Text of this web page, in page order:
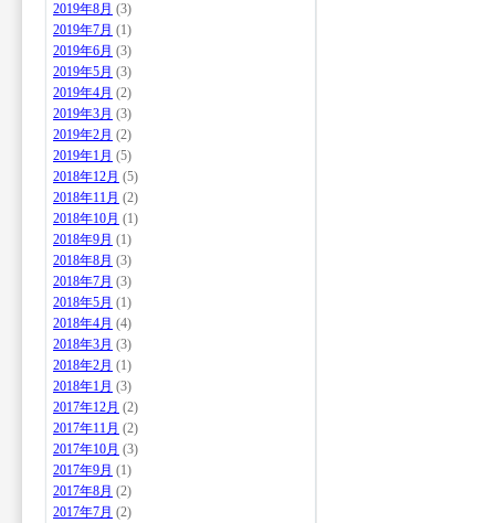
2019年8月 (3)
2019年7月 (1)
2019年6月 (3)
2019年5月 (3)
2019年4月 (2)
2019年3月 (3)
2019年2月 (2)
2019年1月 (5)
2018年12月 (5)
2018年11月 (2)
2018年10月 (1)
2018年9月 (1)
2018年8月 (3)
2018年7月 (3)
2018年5月 (1)
2018年4月 (4)
2018年3月 (3)
2018年2月 (1)
2018年1月 (3)
2017年12月 (2)
2017年11月 (2)
2017年10月 (3)
2017年9月 (1)
2017年8月 (2)
2017年7月 (2)